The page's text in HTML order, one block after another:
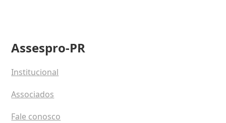
Assespro-PR
Institucional
Associados
Fale conosco